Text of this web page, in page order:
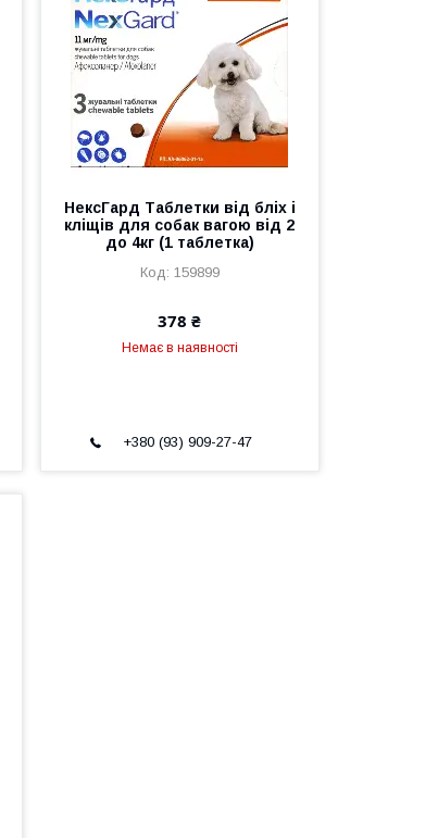
НексГард Таблетки від бліх і
кліщів для собак вагою від 2
до 4кг (1 таблетка)
159899
378 ₴
Немає в наявності
+380 (93) 909-27-47